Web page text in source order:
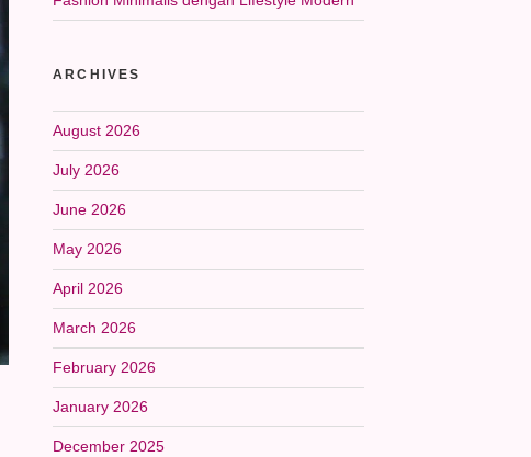
ARCHIVES
August 2026
July 2026
June 2026
May 2026
April 2026
March 2026
February 2026
January 2026
December 2025